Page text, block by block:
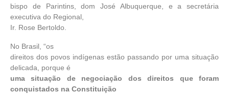
bispo de Parintins, dom José Albuquerque, e a secretária
executiva do Regional,
Ir. Rose Bertoldo.
No Brasil, “os
direitos dos povos indígenas estão passando por uma situação
delicada, porque é
uma situação de negociação dos direitos que foram
conquistados na Constituição